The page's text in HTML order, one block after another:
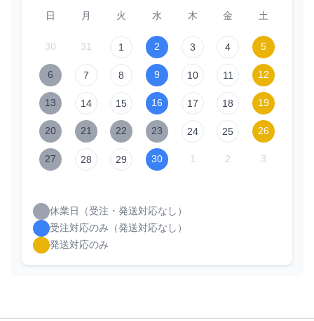
日 月 火 水 木 金 土
30 31 1 2 3 4 5
6 7 8 9 10 11 12
13 14 15 16 17 18 19
20 21 22 23 24 25 26
27 28 29 30 1 2 3
休業日（受注・発送対応なし）
受注対応のみ（発送対応なし）
発送対応のみ